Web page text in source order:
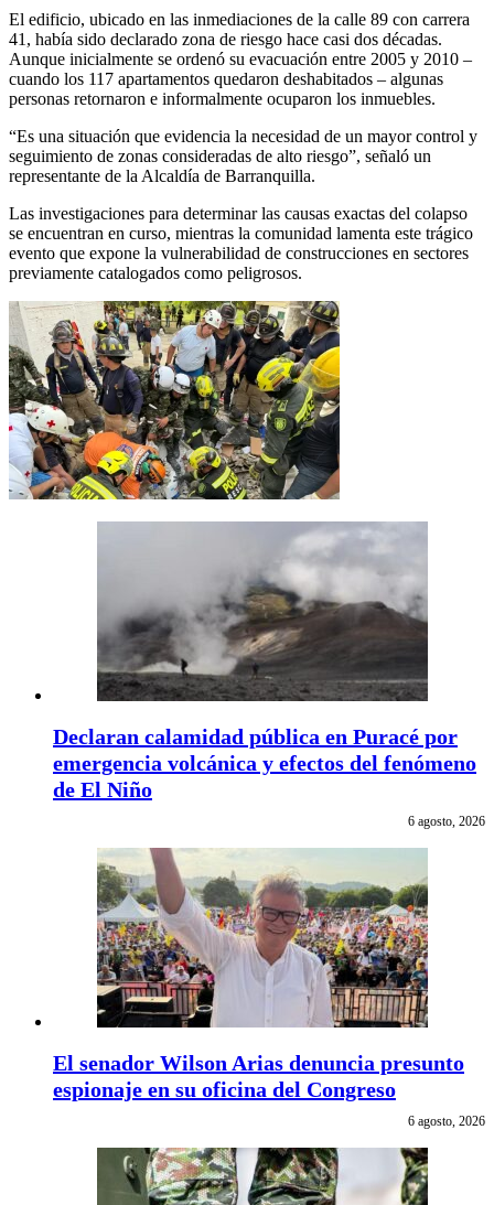
El edificio, ubicado en las inmediaciones de la calle 89 con carrera
41, había sido declarado zona de riesgo hace casi dos décadas.
Aunque inicialmente se ordenó su evacuación entre 2005 y 2010 –
cuando los 117 apartamentos quedaron deshabitados – algunas
personas retornaron e informalmente ocuparon los inmuebles.
“Es una situación que evidencia la necesidad de un mayor control y
seguimiento de zonas consideradas de alto riesgo”, señaló un
representante de la Alcaldía de Barranquilla.
Las investigaciones para determinar las causas exactas del colapso
se encuentran en curso, mientras la comunidad lamenta este trágico
evento que expone la vulnerabilidad de construcciones en sectores
previamente catalogados como peligrosos.
Declaran calamidad pública en Puracé por
emergencia volcánica y efectos del fenómeno
de El Niño
6 agosto, 2026
El senador Wilson Arias denuncia presunto
espionaje en su oficina del Congreso
6 agosto, 2026